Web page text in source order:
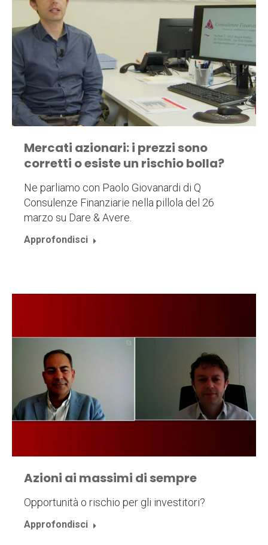
Mercati azionari: i prezzi sono
corretti o esiste un rischio bolla?
Ne parliamo con Paolo Giovanardi di Q
Consulenze Finanziarie nella pillola del 26
marzo su Dare & Avere.
Approfondisci
Azioni ai massimi di sempre
Opportunità o rischio per gli investitori?
Approfondisci